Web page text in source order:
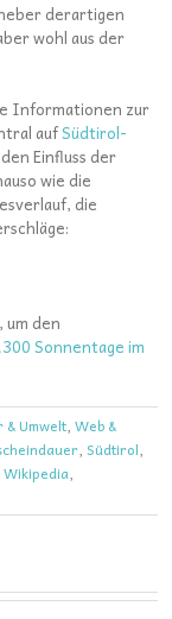
derartigen
wohl aus der
Informationen zur
aufSüdtirol-
Einfluss der
wie die
die
um den
Sonnentage im
Umwelt, Web &
, Südtirol,
Wikipedia,